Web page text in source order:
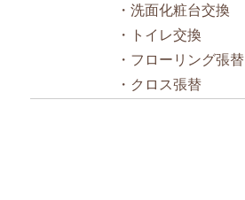
・洗面化粧台交換
・トイレ交換
・フローリング張替
・クロス張替